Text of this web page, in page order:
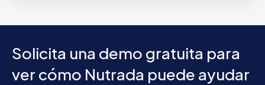
Solicita una demo gratuita para
ver cómo Nutrada puede ayudar